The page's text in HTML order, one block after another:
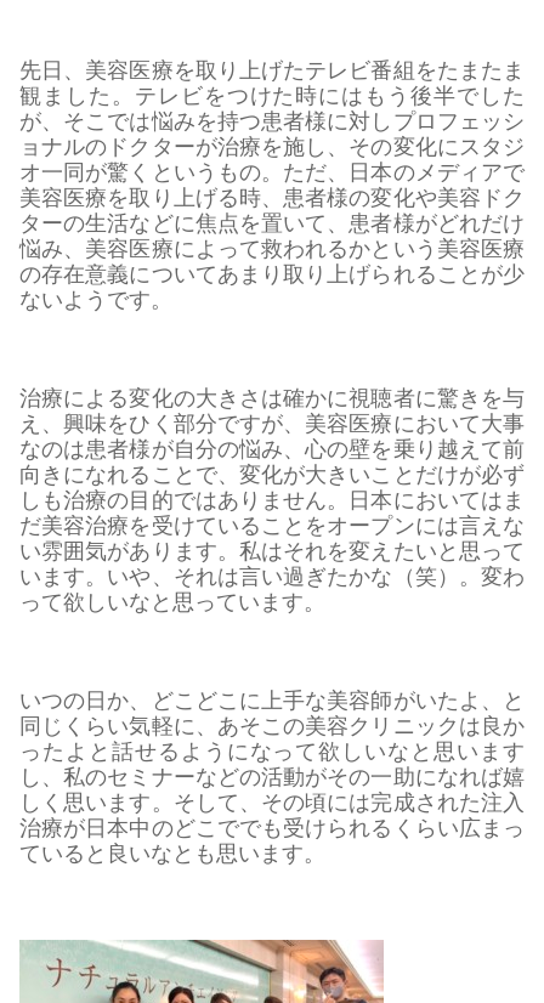
先日、美容医療を取り上げたテレビ番組をたまたま
観ました。テレビをつけた時にはもう後半でした
が、そこでは悩みを持つ患者様に対しプロフェッシ
ョナルのドクターが治療を施し、その変化にスタジ
オ一同が驚くというもの。ただ、日本のメディアで
美容医療を取り上げる時、患者様の変化や美容ドク
ターの生活などに焦点を置いて、患者様がどれだけ
悩み、美容医療によって救われるかという美容医療
の存在意義についてあまり取り上げられることが少
ないようです。
治療による変化の大きさは確かに視聴者に驚きを与
え、興味をひく部分ですが、美容医療において大事
なのは患者様が自分の悩み、心の壁を乗り越えて前
向きになれることで、変化が大きいことだけが必ず
しも治療の目的ではありません。日本においてはま
だ美容治療を受けていることをオープンには言えな
い雰囲気があります。私はそれを変えたいと思って
います。いや、それは言い過ぎたかな（笑）。変わ
って欲しいなと思っています。
いつの日か、どこどこに上手な美容師がいたよ、と
同じくらい気軽に、あそこの美容クリニックは良か
ったよと話せるようになって欲しいなと思います
し、私のセミナーなどの活動がその一助になれば嬉
しく思います。そして、その頃には完成された注入
治療が日本中のどこででも受けられるくらい広まっ
ていると良いなとも思います。